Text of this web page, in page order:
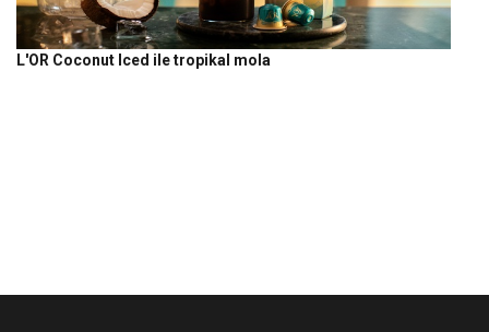
L'OR Coconut Iced ile tropikal mola